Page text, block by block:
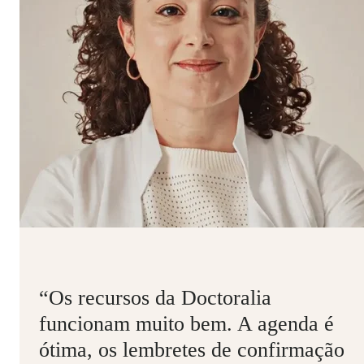
“Os recursos da Doctoralia
funcionam muito bem. A agenda é
ótima, os lembretes de confirmação